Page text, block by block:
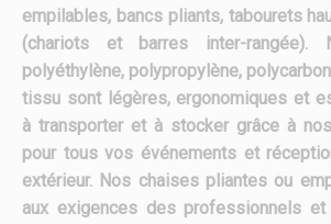
empilables, bancs pliants, tabourets
(chariots et barres inter-rangée).
polyéthylène, polypropylène,
tissu sont légères, ergonomiques et
à transporter et à stocker grâce à
pour tous vos événements et
extérieur. Nos chaises pliantes ou
aux exigences des professionnels